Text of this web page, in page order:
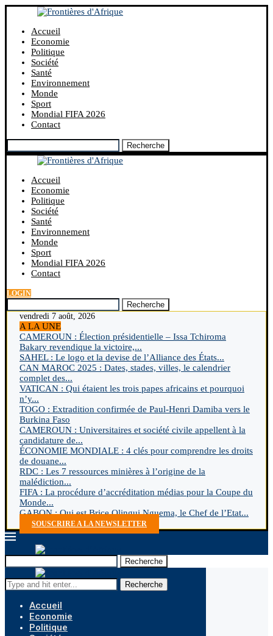
Accueil
Economie
Politique
Société
Santé
Environnement
Monde
Sport
Mondial FIFA 2026
Contact
Recherche
Accueil
Economie
Politique
Société
Santé
Environnement
Monde
Sport
Mondial FIFA 2026
Contact
LOGIN
Recherche
vendredi 7 août, 2026
A LA UNE
CAMEROUN : Élection présidentielle – Issa Tchiroma
Bakary revendique la victoire,...
SAHEL : Le logo et la devise de l’Alliance des États...
CAN MAROC 2025 : Dates, stades, villes, le calendrier
complet des...
VATICAN : Qui étaient les trois papes africains et pourquoi
n’y...
TOGO : Extradition confirmée de Paul-Henri Damiba vers le
Burkina Faso
CAMEROUN : Universitaires et société civile appellent à la
candidature de...
ÉCONOMIE MONDIALE : 4 clés pour comprendre les droits
de douane...
RDC : Les 7 ressources minières à l’origine de la
malédiction...
FIFA : La procédure d’accréditation médias pour la Coupe du
Monde...
GABON : Qui est Brice Olingui Nguema, le Chef de l’Etat...
SOUSCRIRE A LA NEWSLETTER
Recherche
Recherche
Accueil
Economie
Politique